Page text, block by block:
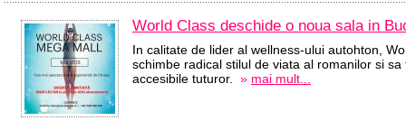
World Class deschide o noua sala in
In calitate de lider al wellness-ului autohton,
schimbe radical stilul de viata al romanilor si
accesibile tuturor. » mai mult...